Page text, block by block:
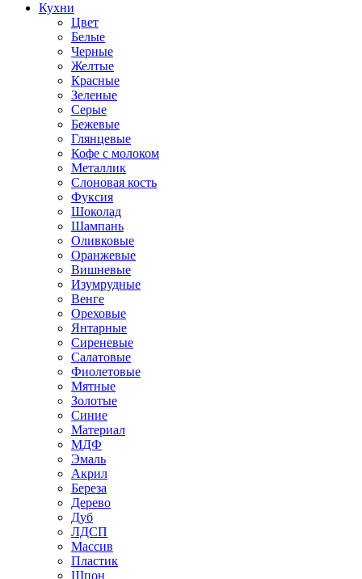
Кухни
Цвет
Белые
Черные
Желтые
Красные
Зеленые
Серые
Бежевые
Глянцевые
Кофе с молоком
Металлик
Слоновая кость
Фуксия
Шоколад
Шампань
Оливковые
Оранжевые
Вишневые
Изумрудные
Венге
Ореховые
Янтарные
Сиреневые
Салатовые
Фиолетовые
Мятные
Золотые
Синие
Материал
МДФ
Эмаль
Акрил
Береза
Дерево
Дуб
ЛДСП
Массив
Пластик
Шпон